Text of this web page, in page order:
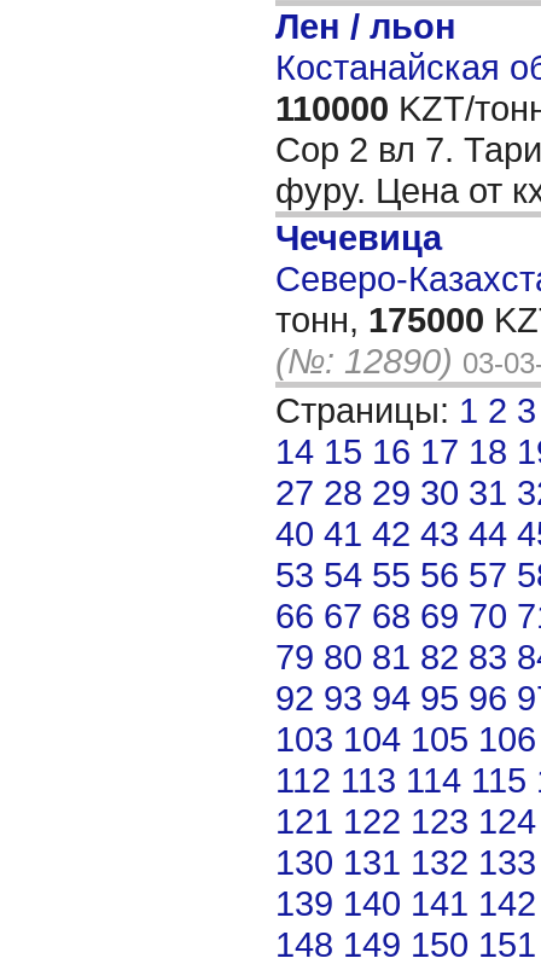
Лен / льон
Костанайская
110000 KZT/
Сор 2 вл 7.
фуру. Цена от
Чечевица
Северо-
тонн, 175000
(№: 12890) 03-
Страницы: 1 2 3
14 15 16 17 18
27 28 29 30 31
40 41 42 43 44
53 54 55 56 57
66 67 68 69 70
79 80 81 82 83
92 93 94 95 96
103 104 105 106
112 113 114 115
121 122 123 124
130 131 132 133
139 140 141 142
148 149 150 151